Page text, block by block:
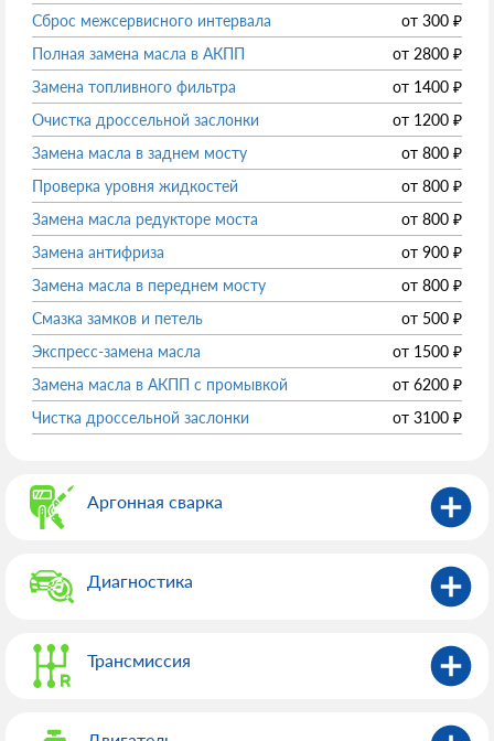
Сброс межсервисного интервала
от 300 ₽
Полная замена масла в АКПП
от 2800 ₽
Замена топливного фильтра
от 1400 ₽
Очистка дроссельной заслонки
от 1200 ₽
Замена масла в заднем мосту
от 800 ₽
Проверка уровня жидкостей
от 800 ₽
Замена масла редукторе моста
от 800 ₽
Замена антифриза
от 900 ₽
Замена масла в переднем мосту
от 800 ₽
Смазка замков и петель
от 500 ₽
Экспресс-замена масла
от 1500 ₽
Замена масла в АКПП с промывкой
от 6200 ₽
Чистка дроссельной заслонки
от 3100 ₽
Аргонная сварка
Диагностика
Трансмиссия